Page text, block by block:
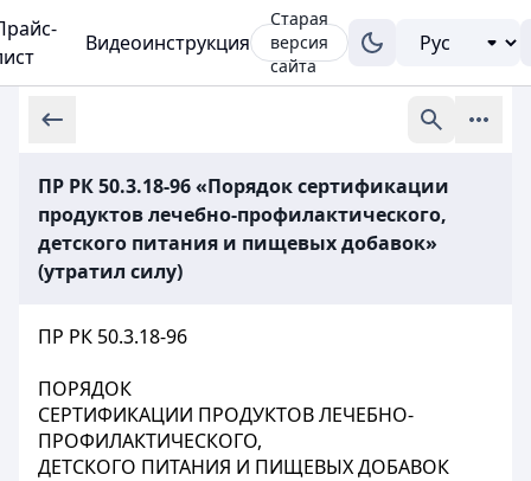
Видеоинструкция
Старая
версия
сайта
ПР РК 50.3.18-96 «Порядок сертификации
продуктов лечебно-профилактического,
детского питания и пищевых добавок»
(утратил силу)
ПР РК 50.3.18-96
ПОРЯДОК
СЕРТИФИКАЦИИ ПРОДУКТОВ ЛЕЧЕБНО-
ПРОФИЛАКТИЧЕСКОГО,
ДЕТСКОГО ПИТАНИЯ И ПИЩЕВЫХ ДОБАВОК